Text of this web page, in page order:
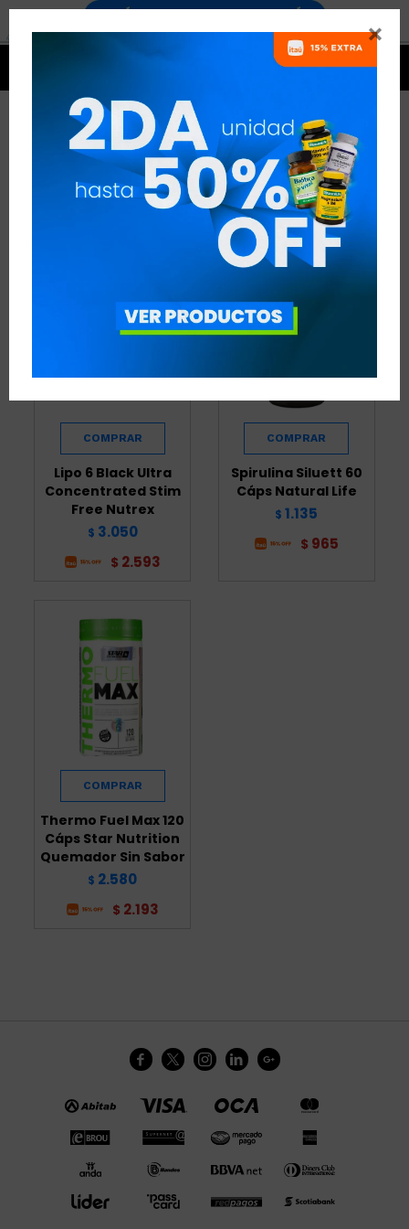

FÓRMULAS COMPUESTAS
FÓRMULAS COMPUESTAS QUITAR FILTROS
RECOMENDADOS
Lipo 6 Black Ultra
Concentrated Stim
Free Nutrex
$ 3.050
$ 2.593
Spirulina Siluett 60
Cáps Natural Life
$ 1.135
$ 965
Thermo Fuel Max 120
Cáps Star Nutrition
Quemador Sin Sabor
$ 2.580
$ 2.193
    